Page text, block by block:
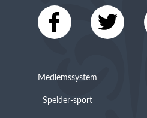
Medlemssystem
Speider-sport